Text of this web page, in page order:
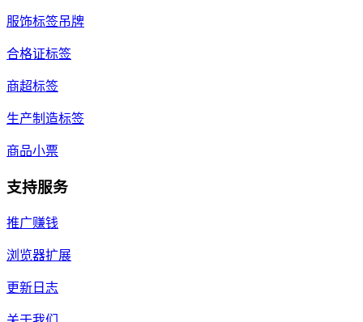
服饰标签吊牌
合格证标签
商超标签
生产制造标签
商品小票
支持服务
推广赚钱
浏览器扩展
更新日志